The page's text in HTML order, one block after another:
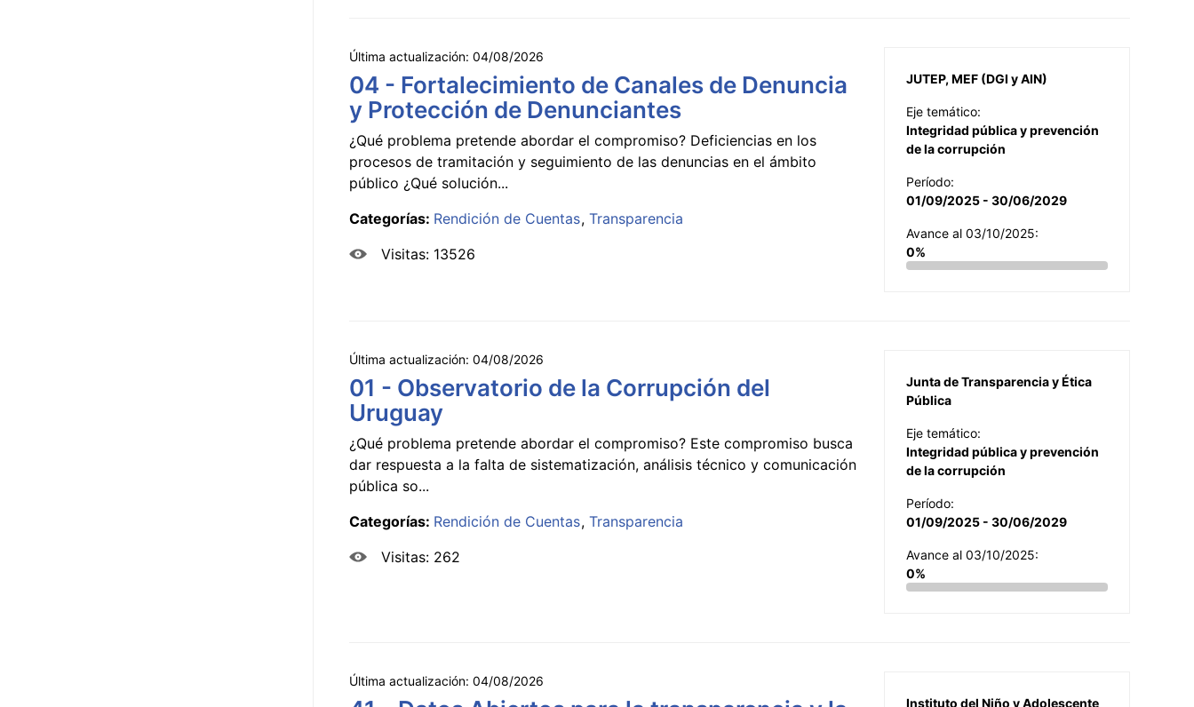
Última actualización: 04/08/2026
04 - Fortalecimiento de Canales de Denuncia
y Protección de Denunciantes
¿Qué problema pretende abordar el compromiso? Deficiencias en los
procesos de tramitación y seguimiento de las denuncias en el ámbito
público ¿Qué solución...
Categorías: Rendición de Cuentas Transparencia
Visitas: 13526
JUTEP, MEF (DGI y AIN)
Eje temático:
Integridad pública y prevención
de la corrupción
Período:
01/09/2025 - 30/06/2029
Avance al 03/10/2025:
0%
Última actualización: 04/08/2026
01 - Observatorio de la Corrupción del
Uruguay
¿Qué problema pretende abordar el compromiso? Este compromiso busca
dar respuesta a la falta de sistematización, análisis técnico y comunicación
pública so...
Categorías: Rendición de Cuentas Transparencia
Visitas: 262
Junta de Transparencia y Ética
Pública
Eje temático:
Integridad pública y prevención
de la corrupción
Período:
01/09/2025 - 30/06/2029
Avance al 03/10/2025:
0%
Última actualización: 04/08/2026
Instituto del Niño y Adolescente